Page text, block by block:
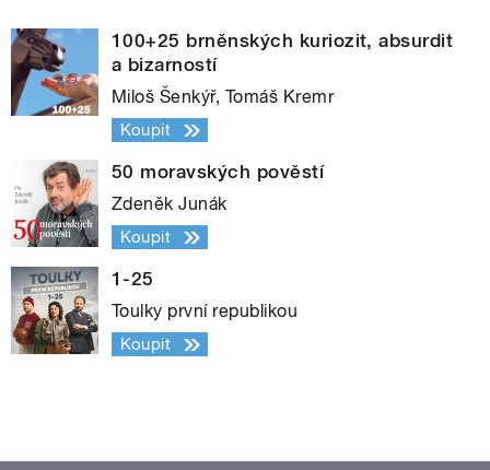
100+25 brněnských kuriozit, absurdit
a bizarností
Miloš Šenkýř, Tomáš Kremr
Koupit
50 moravských pověstí
Zdeněk Junák
Koupit
1-25
Toulky první republikou
Koupit